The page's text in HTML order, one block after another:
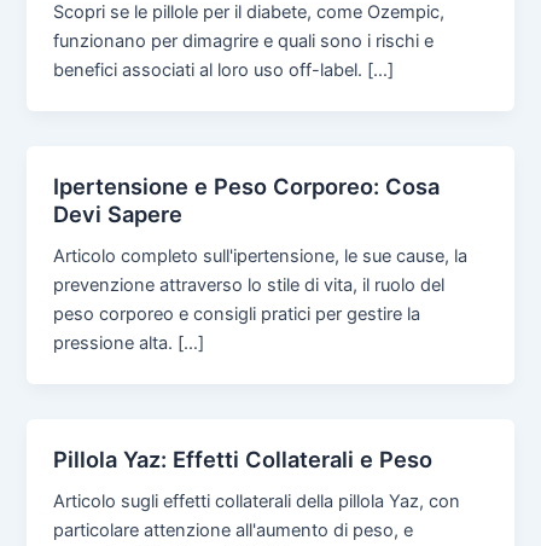
Scopri se le pillole per il diabete, come Ozempic,
funzionano per dimagrire e quali sono i rischi e
benefici associati al loro uso off-label. […]
Ipertensione e Peso Corporeo: Cosa
Devi Sapere
Articolo completo sull'ipertensione, le sue cause, la
prevenzione attraverso lo stile di vita, il ruolo del
peso corporeo e consigli pratici per gestire la
pressione alta. […]
Pillola Yaz: Effetti Collaterali e Peso
Articolo sugli effetti collaterali della pillola Yaz, con
particolare attenzione all'aumento di peso, e